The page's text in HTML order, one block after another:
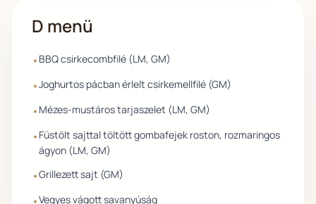
D menü
• BBQ csirkecombfilé (LM, GM)
•Joghurtos pácban érlelt csirkemellfilé (GM)
• Mézes-mustáros tarjaszelet (LM, GM)
• Füstölt sajttal töltött gombafejek roston, rozmaringos
ágyon (LM, GM)
•Grillezett sajt (GM)
•Vegyes vágott savanyúság